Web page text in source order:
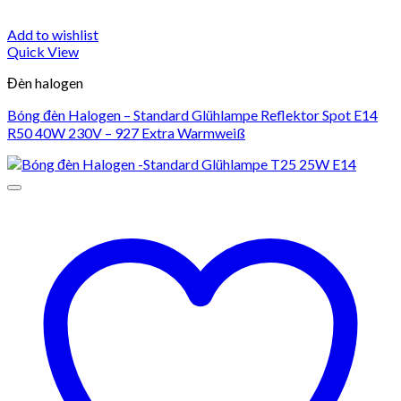
Add to wishlist
Quick View
Đèn halogen
Bóng đèn Halogen – Standard Glühlampe Reflektor Spot E14
R50 40W 230V – 927 Extra Warmweiß